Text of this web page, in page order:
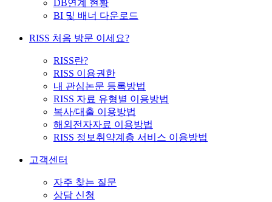
DB연계 현황
BI 및 배너 다운로드
RISS 처음 방문 이세요?
RISS란?
RISS 이용권한
내 관심논문 등록방법
RISS 자료 유형별 이용방법
복사/대출 이용방법
해외전자자료 이용방법
RISS 정보취약계층 서비스 이용방법
고객센터
자주 찾는 질문
상담 신청